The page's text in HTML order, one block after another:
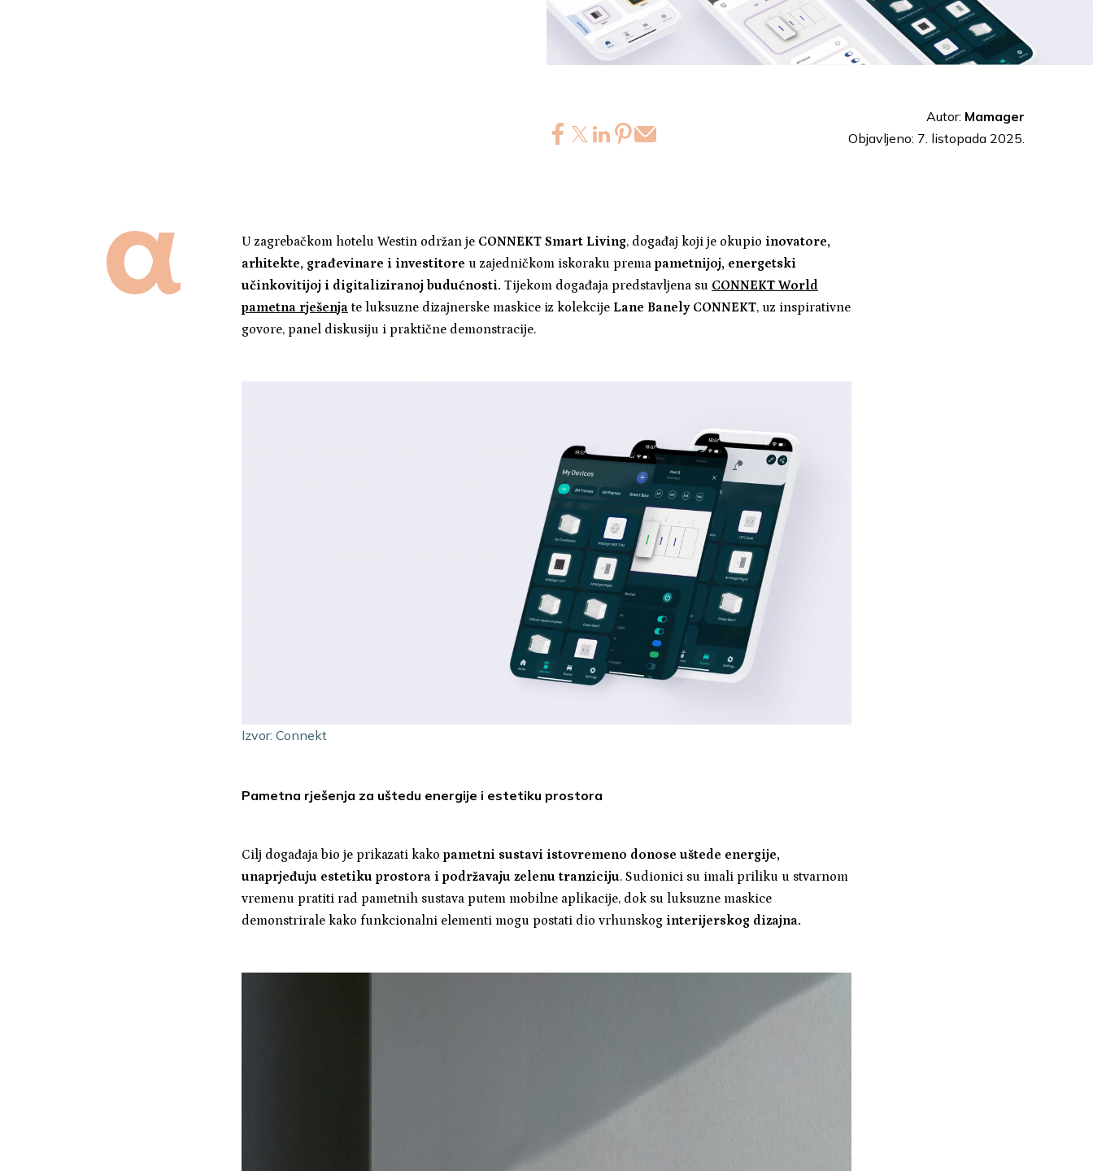
Autor: Mamager
Objavljeno: 7. listopada 2025.
U zagrebačkom hotelu Westin održan je CONNEKT Smart Living, događaj koji je okupio inovatore,
arhitekte, građevinare i investitore u zajedničkom iskoraku premapametnijoj, energetski
učinkovitijoj i digitaliziranoj budućnosti. Tijekom događaja predstavljena su CONNEKT World
pametna rješenjate luksuzne dizajnerske maskice iz kolekcije Lane Banely CONNEKT, uz inspirativne
govore, panel diskusiju i praktične demonstracije.
Izvor: Connekt
Pametna rješenja za uštedu energije i estetiku prostora
Cilj događaja bio je prikazati kako pametni sustavi istovremeno donose uštede energije,
unaprjeđuju estetiku prostora i podržavaju zelenu tranziciju. Sudionici su imali priliku u stvarnom
vremenu pratiti rad pametnih sustava putem mobilne aplikacije, dok su luksuzne maskice
demonstrirale kako funkcionalni elementi mogu postati dio vrhunskoginterijerskog dizajna.